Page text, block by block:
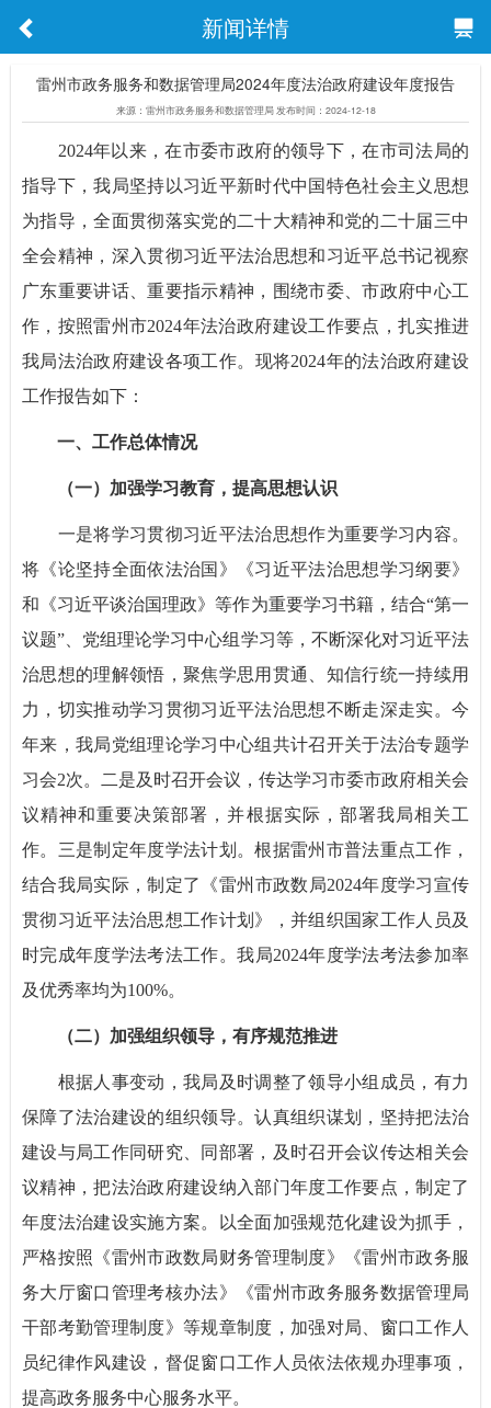
新闻详情
雷州市政务服务和数据管理局2024年度法治政府建设年度报告
来源：雷州市政务服务和数据管理局 发布时间：2024-12-18
2024年以来，在市委市政府的领导下，在市司法局的
指导下，我局坚持以习近平新时代中国特色社会主义思想
为指导，全面贯彻落实党的二十大精神和党的二十届三中
全会精神，深入贯彻习近平法治思想和习近平总书记视察
广东重要讲话、重要指示精神，围绕市委、市政府中心工
作，按照雷州市2024年法治政府建设工作要点，扎实推进
我局法治政府建设各项工作。现将2024年的法治政府建设
工作报告如下：
一、工作总体情况
（一）加强学习教育，提高思想认识
一是将学习贯彻习近平法治思想作为重要学习内容。
将《论坚持全面依法治国》《习近平法治思想学习纲要》
和《习近平谈治国理政》等作为重要学习书籍，结合“第一
议题” 、党组理论学习中心组学习等，不断深化对习近平法
治思想的理解领悟，聚焦学思用贯通、知信行统一持续用
力，切实推动学习贯彻习近平法治思想不断走深走实。今
年来，我局党组理论学习中心组共计召开关于法治专题学
习会2次。二是及时召开会议，传达学习市委市政府相关会
议精神和重要决策部署，并根据实际，部署我局相关工
作。三是制定年度学法计划。根据雷州市普法重点工作，
结合我局实际，制定了《雷州市政数局2024年度学习宣传
贯彻习近平法治思想工作计划》，并组织国家工作人员及
时完成年度学法考法工作。我局2024年度学法考法参加率
及优秀率均为100%。
（二）加强组织领导，有序规范推进
根据人事变动，我局及时调整了领导小组成员，有力
保障了法治建设的组织领导。认真组织谋划，坚持把法治
建设与局工作同研究、同部署，及时召开会议传达相关会
议精神，把法治政府建设纳入部门年度工作要点，制定了
年度法治建设实施方案。以全面加强规范化建设为抓手，
严格按照《雷州市政数局财务管理制度》《雷州市政务服
务大厅窗口管理考核办法》《雷州市政务服务数据管理局
干部考勤管理制度》等规章制度，加强对局、窗口工作人
员纪律作风建设，督促窗口工作人员依法依规办理事项，
提高政务服务中心服务水平。